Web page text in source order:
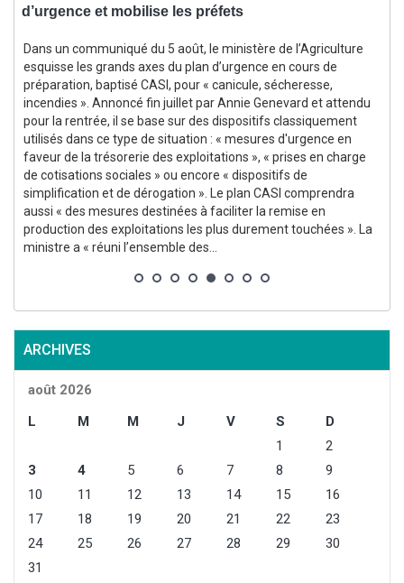
d’urgence et mobilise les préfets
Dans un communiqué du 5 août, le ministère de l’Agriculture
esquisse les grands axes du plan d’urgence en cours de
préparation, baptisé CASI, pour « canicule, sécheresse,
incendies ». Annoncé fin juillet par Annie Genevard et attendu
pour la rentrée, il se base sur des dispositifs classiquement
utilisés dans ce type de situation : « mesures d'urgence en
faveur de la trésorerie des exploitations », « prises en charge
de cotisations sociales » ou encore « dispositifs de
simplification et de dérogation ». Le plan CASI comprendra
aussi « des mesures destinées à faciliter la remise en
production des exploitations les plus durement touchées ». La
ministre a « réuni l’ensemble des...
ARCHIVES
août 2026
L
M M J V S
D
1
2
3
4 5 6 7 8
9
10
11 12 13 14 15
16
17
18 19 20 21 22
23
24
25 26 27 28 29
30
31